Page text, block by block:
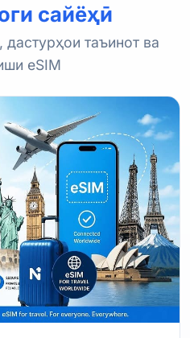
сайёҳӣ
таъинот ва
eSIM